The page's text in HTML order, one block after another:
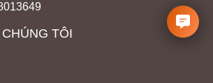
TÔI